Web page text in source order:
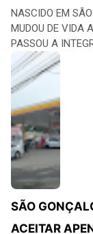
NASCIDO EM
MUDOU DE VIDA
PASSOU A
SÃO
ACEITAR